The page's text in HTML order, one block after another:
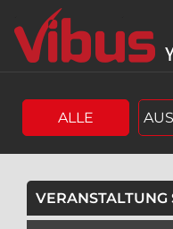
Springe
zum
Hauptinhalt
zum
Menü
ALLE
VERANSTALTUNG